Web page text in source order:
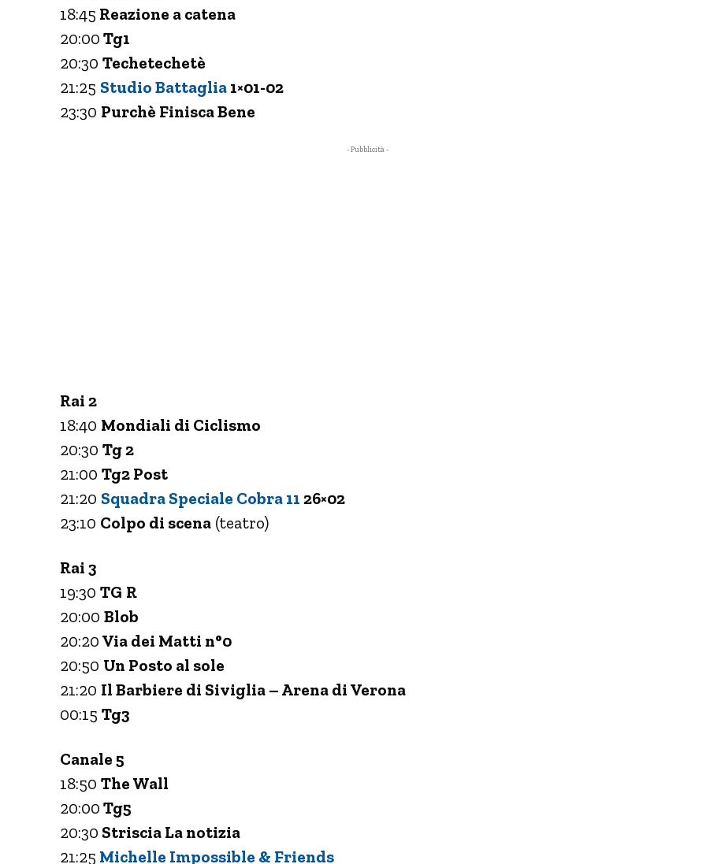
18:45 Reazione a catena
20:00 Tg1
20:30 Techetechetè
21:25 Studio Battaglia 1×01-02
23:30 Purchè Finisca Bene
- Pubblicità -
Rai 2
18:40 Mondiali di Ciclismo
20:30 Tg 2
21:00 Tg2 Post
21:20 Squadra Speciale Cobra 11 26×02
23:10 Colpo di scena (teatro)
Rai 3
19:30 TG R
20:00 Blob
20:20 Via dei Matti n°0
20:50 Un Posto al sole
21:20 Il Barbiere di Siviglia – Arena di Verona
00:15 Tg3
Canale 5
18:50 The Wall
20:00 Tg5
20:30 Striscia La notizia
21:25 Michelle Impossible & Friends